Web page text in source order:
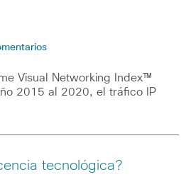
Visual Networking Index™
2015 al 2020, el tráfico IP
tecnológica?